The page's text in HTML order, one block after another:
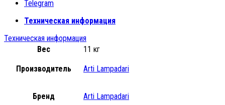
Telegram
Техническая информация
Техническая информация
Вес
11 кг
Производитель Arti Lampadari
Бренд Arti Lampadari